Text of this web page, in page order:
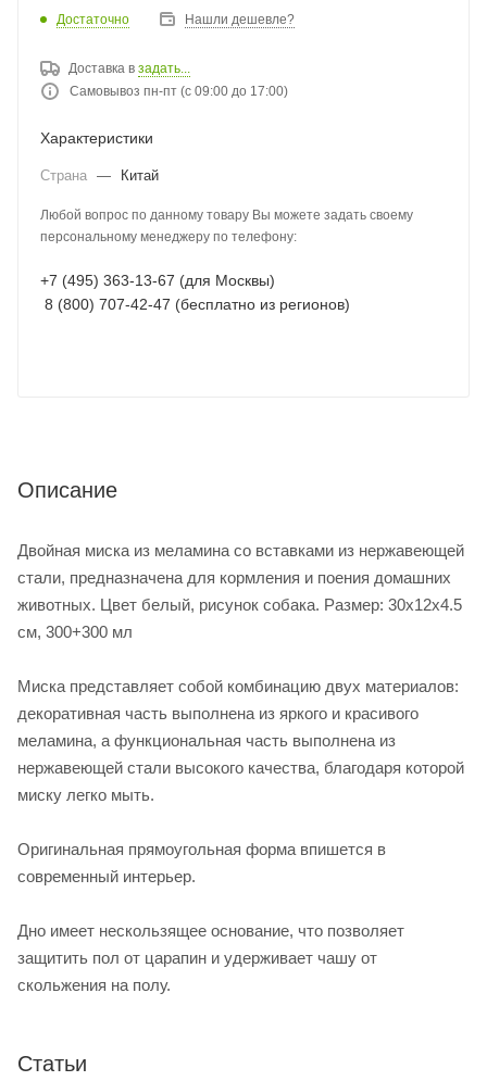
Достаточно Нашли дешевле?
Доставка в задать...
Самовывоз пн-пт (с 09:00 до 17:00)
Характеристики
Страна — Китай
Любой вопрос по данному товару Вы можете задать своему
персональному менеджеру по телефону:
+7 (495) 363-13-67 (для Москвы)
8 (800) 707-42-47 (бесплатно из регионов)
Описание
Двойная миска из меламина со вставками из нержавеющей
стали, предназначена для кормления и поения домашних
животных. Цвет белый, рисунок собака. Размер: 30x12x4.5
см, 300+300 мл
Миска представляет собой комбинацию двух материалов:
декоративная часть выполнена из яркого и красивого
меламина, а функциональная часть выполнена из
нержавеющей стали высокого качества, благодаря которой
миску легко мыть.
Оригинальная прямоугольная форма впишется в
современный интерьер.
Дно имеет нескользящее основание, что позволяет
защитить пол от царапин и удерживает чашу от
скольжения на полу.
Статьи